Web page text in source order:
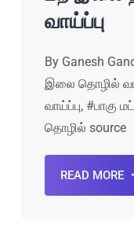
வாய்ப்பு
By Ganesh
இலை தொழில்
வாய்ப்பு, #பாகு
தொழில் source
READ MORE